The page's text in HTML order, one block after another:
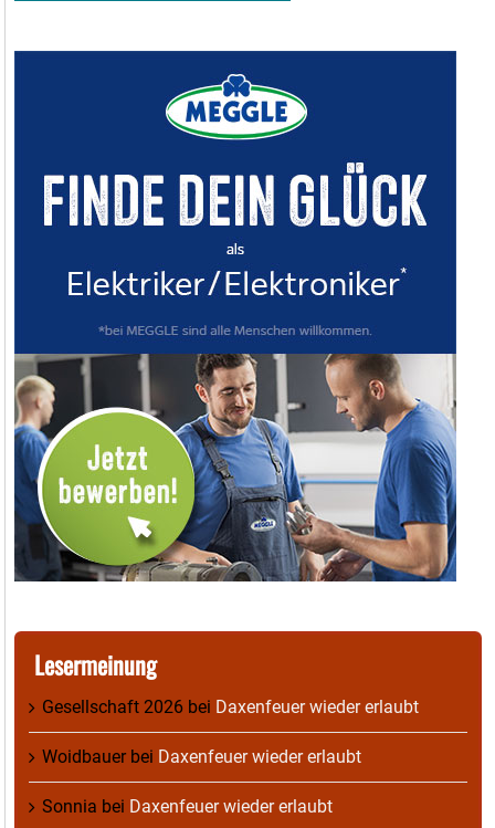
Lesermeinung
Gesellschaft 2026 bei Daxenfeuer wieder erlaubt
Woidbauerbei Daxenfeuer wieder erlaubt
Sonnia bei Daxenfeuer wieder erlaubt